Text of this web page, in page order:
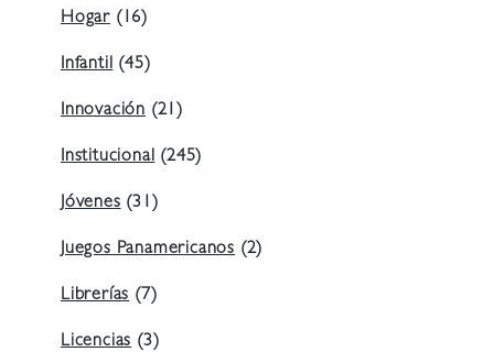
Hogar (16)
Infantil (45)
Innovación (21)
Institucional (245)
Jóvenes (31)
Juegos Panamericanos (2)
Librerías (7)
Licencias (3)